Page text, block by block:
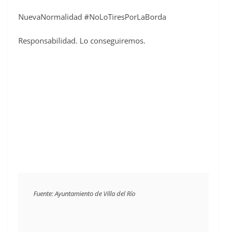
NuevaNormalidad #NoLoTiresPorLaBorda
Responsabilidad. Lo conseguiremos.
Fuente: Ayuntamiento de Villa del Río